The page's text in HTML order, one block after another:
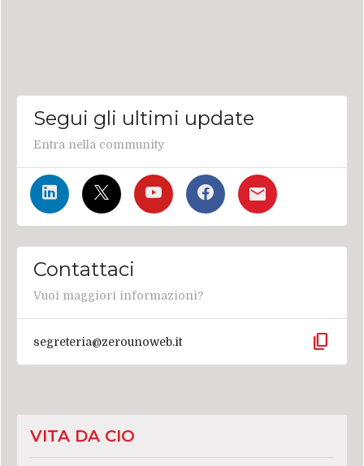
Segui gli ultimi update
Entra nella community
Contattaci
Vuoi maggiori informazioni?
segreteria@zerounoweb.it content_copy
VITA DA CIO